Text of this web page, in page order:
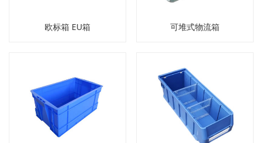
欧标箱 EU箱 可堆式物流箱